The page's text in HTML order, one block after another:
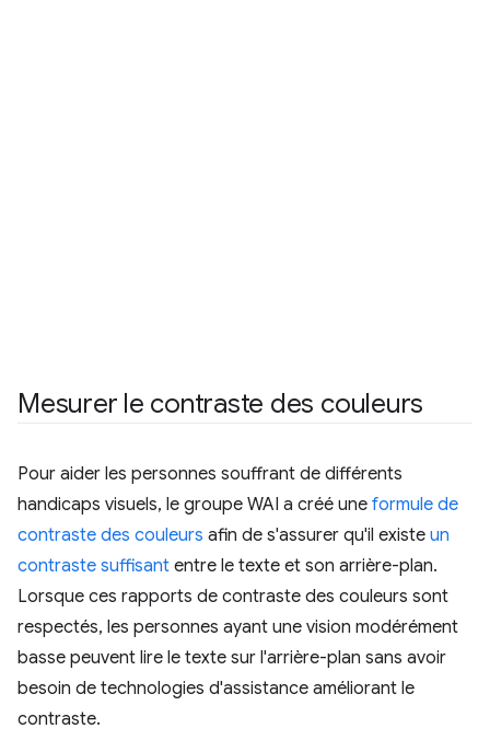
Mesurer le contraste des couleurs
Pour aider les personnes souffrant de différents
handicaps visuels, le groupe WAI a créé une formule de
contraste des couleurs afin de s'assurer qu'il existe un
contraste suffisant entre le texte et son arrière-plan.
Lorsque ces rapports de contraste des couleurs sont
respectés, les personnes ayant une vision modérément
basse peuvent lire le texte sur l'arrière-plan sans avoir
besoin de technologies d'assistance améliorant le
contraste.